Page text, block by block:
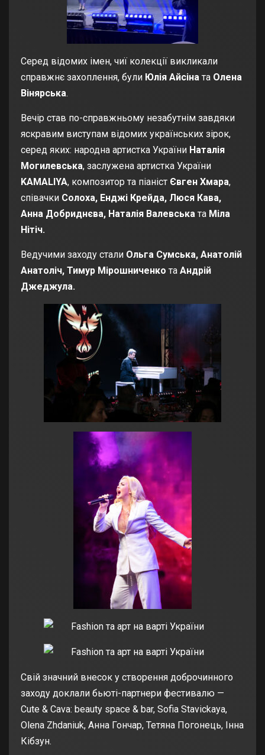
Серед відомих імен, чиї колекції викликали
справжнє захоплення, були Юлія Айсіна та Олена
Вінярська.
Вечір став по-справжньому незабутнім завдяки
яскравим виступам відомих українських зірок,
серед яких: народна артистка України Наталія
Могилевська, заслужена артистка України
KAMALIYA, композитор та піаніст Євген Хмара,
співачки Солоха, Енджі Крейда, Люся Кава,
Анна Добриднєва, Наталія Валевська та Міла
Нітіч.
Ведучими заходу стали Ольга Сумська, Анатолій
Анатоліч, Тимур Мірошниченко та Андрій
Джеджула.
Свій значний внесок у створення доброчинного
заходу доклали бьюті-партнери фестивалю —
Cute & Cava: beauty space & bar, Sofia Stavickaya,
Olena Zhdaniuk, Анна Гончар, Тетяна Погонець, Інна
Кібзун.